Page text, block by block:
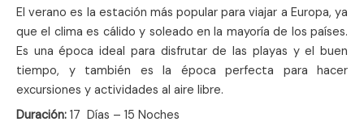
El verano es la estación más popular para viajar a Europa, ya
que el clima es cálido y soleado en la mayoría de los países.
Es una época ideal para disfrutar de las playas y el buen
tiempo, y también es la época perfecta para hacer
excursiones y actividades al aire libre.
Duración: 17 Días – 15 Noches